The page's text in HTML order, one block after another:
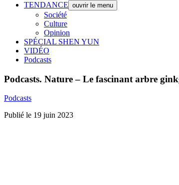
TENDANCE ouvrir le menu
Société
Culture
Opinion
SPÉCIAL SHEN YUN
VIDÉO
Podcasts
Podcasts. Nature – Le fascinant arbre
Podcasts
Publié le 19 juin 2023